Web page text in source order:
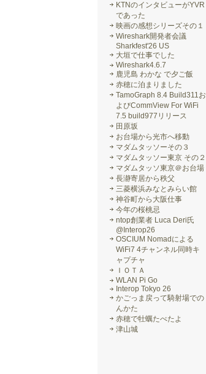
KTNのインタビューがYVR
であった
映画の感想シリーズその１
Wireshark開発者会議
Sharkfest'26 US
大垣で仕事でした
Wireshark4.6.7
鹿児島 わかな で夕ご飯
赤穂に泊まりました
TamoGraph 8.4 Build311お
よびCommView For WiFi
7.5 build977リリース
田原坂
お台場から光市へ移動
マダムタッソーその３
マダムタッソー東京 その２
マダムタッソ東京＠お台場
長瀞寄居から秩父
三菱横浜みなとみらい館
神谷町から大阪仕事
今年の桜桃忌
ntop創業者 Luca Deri氏
@Interop26
OSCIUM Nomadによる
WiFi7 4チャンネル同時キ
ャプチャ
ＩＯＴＡ
WLAN Pi Go
Interop Tokyo 26
かごっま戻って騎射場での
んかた
赤穂で牡蠣たべたよ
津山城